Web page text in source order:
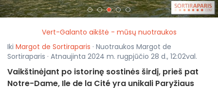
Vert-Galanto aikštė - mūsų nuotraukos
Iki Margot de Sortiraparis · Nuotraukos Margot de
Sortiraparis · Atnaujinta 2024 m. rugpjūčio 28 d., 12:02val.
Vaikštinėjant po istorinę sostinės širdį, prieš pat
Notre-Dame, Ile de la Cité yra unikali Paryžiaus